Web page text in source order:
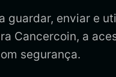
guardar, enviar e
Cancercoin, a
segurança.